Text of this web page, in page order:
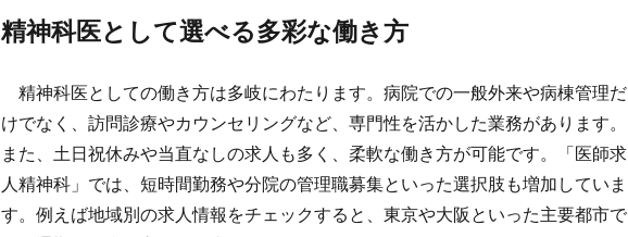
精神科医として選べる多彩な働き方
精神科医としての働き方は多岐にわたります。病院での一般外来や病棟管理だ
けでなく、訪問診療やカウンセリングなど、専門性を活かした業務があります。
また、土日祝休みや当直なしの求人も多く、柔軟な働き方が可能です。「医師求
人精神科」では、短時間勤務や分院の管理職募集といった選択肢も増加していま
す。例えば地域別の求人情報をチェックすると、東京や大阪といった主要都市で